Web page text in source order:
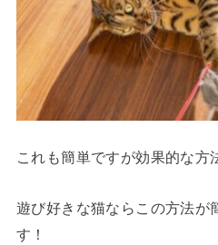
これも簡単ですが効果的な方
遊び好きな猫ならこの方法が
す！